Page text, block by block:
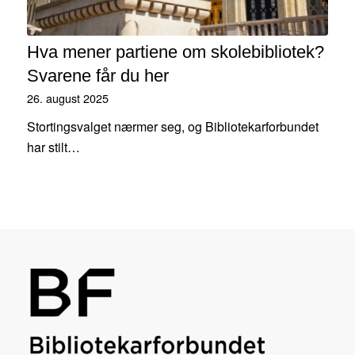
Hva mener partiene om skolebibliotek?
Svarene får du her
26. august 2025
Stortingsvalget nærmer seg, og Bibliotekarforbundet
har stilt…